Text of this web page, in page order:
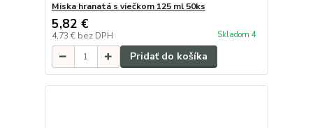
Miska hranatá s viečkom 125 ml 50ks
5,82 €
4,73 € bez DPH Skladom 4
Pridať do košíka